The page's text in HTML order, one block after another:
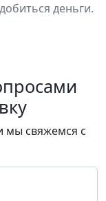
деньги.
мы свяжемся с